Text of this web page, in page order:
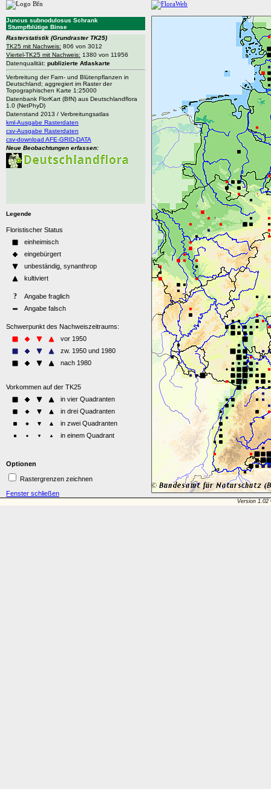
Juncus subnodulosus Schrank
Stumpfblütige Binse
Rasterstatistik (Grundraster TK25)
TK25 mit Nachweis: 806 von 3012
Viertel-TK25 mit Nachweis: 1380 von 11956
Datenqualität: publizierte Atlaskarte
Verbreitung der Farn- und Blütenpflanzen in
Deutschland; aggregiert im Raster der
Topographischen Karte 1:25000
Datenbank FlorKart (BfN) aus Deutschlandflora
1.0 (NetPhyD)
Datenstand 2013 / Verbreitungsatlas
kml-Ausgabe Rasterdaten
csv-Ausgabe Rasterdaten
csv-download AFE-GRID-DATA
Neue Beobachtungen erfassen:
Legende
Optionen
Rastergrenzen zeichnen
Fenster schließen
Version